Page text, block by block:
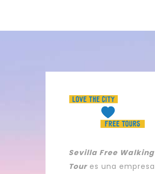
Sevilla Free Walking
Toures una empresa